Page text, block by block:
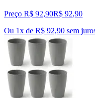
Preço R$ 92,90R$ 92,90
Ou 1x de R$ 92,90 sem